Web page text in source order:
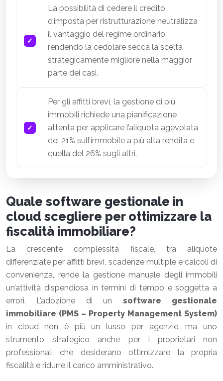
La possibilità di cedere il credito
d’imposta per ristrutturazione neutralizza
il vantaggio del regime ordinario,
rendendo la cedolare secca la scelta
strategicamente migliore nella maggior
parte dei casi.
Per gli affitti brevi, la gestione di più
immobili richiede una pianificazione
attenta per applicare l’aliquota agevolata
del 21% sull’immobile a più alta rendita e
quella del 26% sugli altri.
Quale software gestionale in
cloud scegliere per ottimizzare la
fiscalità immobiliare?
La crescente complessità fiscale, tra aliquote
differenziate per affitti brevi, scadenze multiple e calcoli di
convenienza, rende la gestione manuale degli immobili
un’attività dispendiosa in termini di tempo e soggetta a
errori. L’adozione di un software gestionale
immobiliare (PMS – Property Management System)
in cloud non è più un lusso per agenzie, ma uno
strumento strategico anche per i proprietari non
professionali che desiderano ottimizzare la propria
fiscalità e ridurre il carico amministrativo.